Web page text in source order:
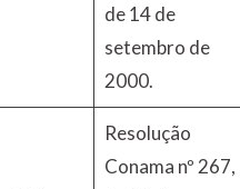
de 14 de
setembro de
2000.
Resolução
Conama nº 267,